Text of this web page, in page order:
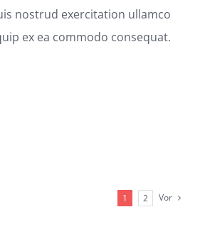
nostrud exercitation ullamco
ex ea commodo consequat.
1 2 Vor